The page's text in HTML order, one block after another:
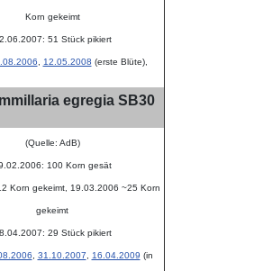
Korn gekeimt
51 Stück pikiert
12.05.2008 (erste Blüte),
egregia SB30
(Quelle: AdB)
100 Korn gesät
Korn gekeimt, 19.03.2006 ~25 Korn
gekeimt
29 Stück pikiert
31.10.2007 16.04.2009 (in